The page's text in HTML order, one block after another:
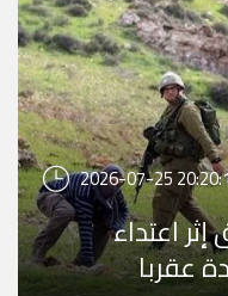
2026-07-25
إثر اعتداء
عقربا